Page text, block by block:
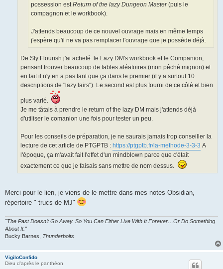
possession est Return of the lazy Dungeon Master(puis le
compagnon et le workbook).
J'attends beaucoup de ce nouvel ouvrage mais en même temps
j'espère qu'il ne va pas remplacer l'ouvrage que je possède déjà.
De Sly Flourish j'ai acheté le Lazy DM's workbook et le Companion,
pensant trouver beaucoup de tables aléatoires (mon pêché mignon) et
en fait il n'y en a pas tant que ça dans le premier (il y a surtout 10
descriptions de "lazy lairs"). Le second est plus fourni de ce côté et bien
plus varié.
Je me tâtais à prendre le return of the lazy DM mais j'attends déjà
d'utiliser le comanion une fois pour tester un peu.
Pour les conseils de préparation, je ne saurais jamais trop conseiller la
lecture de cet article de PTGPTB : https://ptgptb.fr/la-methode-3-3-3 A
l'époque, ça m'avait fait l'effet d'un mindblown parce que c'était
exactement ce que je faisais sans mettre de nom dessus.
Merci pour le lien, je viens de le mettre dans mes notes Obsidian,
répertoire " trucs de MJ"
"The Past Doesn’t Go Away. So You Can Either Live With It Forever…Or Do Something
About It."
Bucky Barnes, Thunderbolts
VigiloConfido
Dieu d'après le panthéon